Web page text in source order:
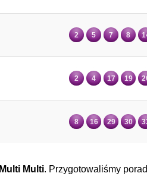
2 5 7 8
2 4 17 19
8 16 29 30
Multi Multi. Przygotowaliśmy